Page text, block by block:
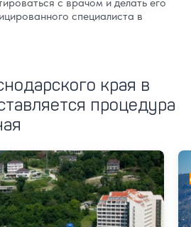
специалиста в
края в
процедура
комплекс АкваЛоо